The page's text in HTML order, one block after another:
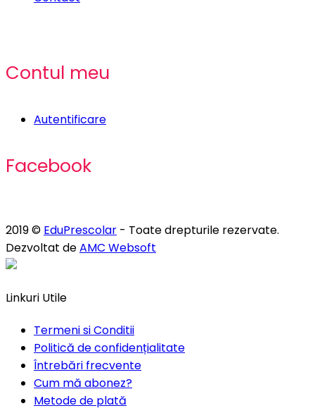
Contul meu
Autentificare
Facebook
2019 © EduPrescolar - Toate drepturile rezervate.
Dezvoltat deAMC Websoft
Linkuri Utile
Termeni si Conditii
Politică de confidențialitate
Întrebări frecvente
Cum mă abonez?
Metode de plată